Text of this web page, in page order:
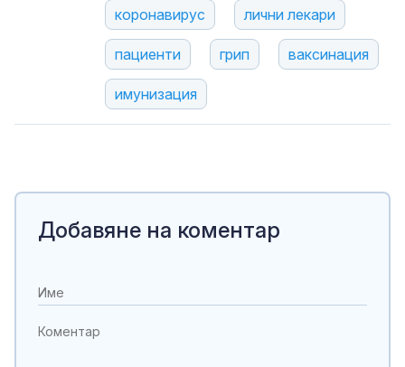
коронавирус лични лекари
пациенти грип ваксинация
имунизация
Добавяне на коментар